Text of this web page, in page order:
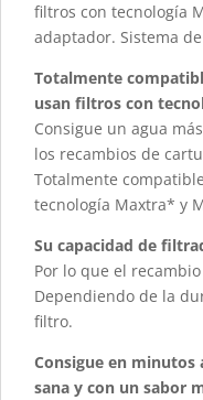
filtros con tecnología
adaptador. Sistema
Totalmente
usan filtros con
Consigue un agua
los recambios de
Totalmente
tecnología Maxtra* y
Su capacidad de
Por lo que el
Dependiendo de la
filtro.
Consigue en
sana y con un sabor